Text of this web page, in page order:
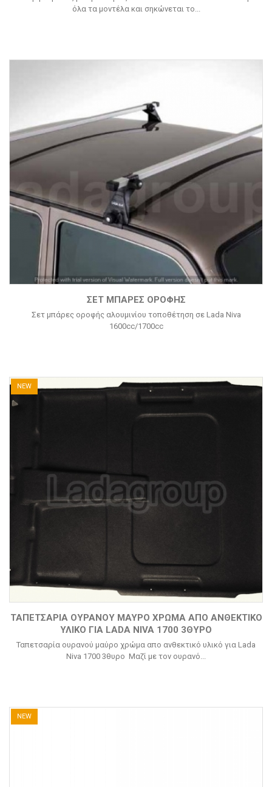
όλα τα μοντέλα και σηκώνεται το...
ΣΕΤ ΜΠΆΡΕΣ ΟΡΟΦΉΣ
Σετ μπάρες οροφής αλουμινίου τοποθέτηση σε Lada Niva
1600cc/1700cc
NEW
ΤΑΠΕΤΣΑΡΊΑ ΟΥΡΑΝΟΎ ΜΑΎΡΟ ΧΡΏΜΑ ΑΠΟ ΑΝΘΕΚΤΙΚΌ
ΥΛΙΚΌ ΓΙΑ LADA NIVA 1700 3ΘΥΡΟ
Ταπετσαρία ουρανού μαύρο χρώμα απο ανθεκτικό υλικό για Lada
Niva 1700 3θυρο Μαζί με τον ουρανό...
NEW